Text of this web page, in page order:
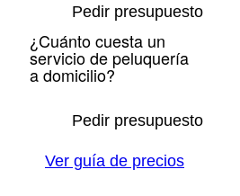
Pedir presupuesto
Pedir presupuesto
¿Cuánto cuesta un
servicio de peluquería
a domicilio?
Ver guía de precios